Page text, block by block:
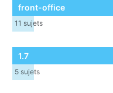
front-office
11 sujets
1.7
5 sujets